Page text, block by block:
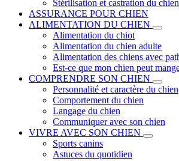
Stérilisation et castration du chien
ASSURANCE POUR CHIEN
ALIMENTATION DU CHIEN
Alimentation du chiot
Alimentation du chien adulte
Alimentation des chiens avec
Est-ce que mon chien peut
COMPRENDRE SON CHIEN
Personnalité et caractère du chien
Comportement du chien
Langage du chien
Communiquer avec son chien
VIVRE AVEC SON CHIEN
Sports canins
Astuces du quotidien